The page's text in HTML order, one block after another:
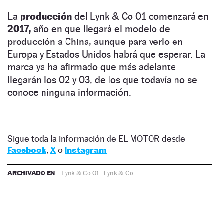
La producción del Lynk & Co 01 comenzará en
2017, año en que llegará el modelo de
producción a China, aunque para verlo en
Europa y Estados Unidos habrá que esperar. La
marca ya ha afirmado que más adelante
llegarán los 02 y 03, de los que todavía no se
conoce ninguna información.
Sigue toda la información de EL MOTOR desde
Facebook, Xo Instagram
ARCHIVADO EN Lynk & Co 01 · Lynk & Co